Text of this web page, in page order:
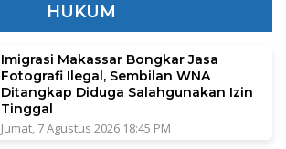
HUKUM
Imigrasi Makassar Bongkar Jasa
Fotografi Ilegal, Sembilan WNA
Ditangkap Diduga Salahgunakan Izin
Tinggal
Jumat, 7 Agustus 2026 18:45 PM